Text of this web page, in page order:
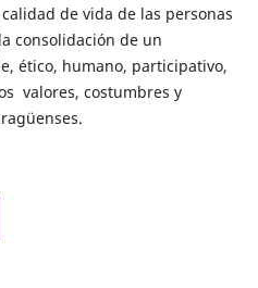
de vida de las personas
consolidación de un
ético, humano, participativo,
valores, costumbres y